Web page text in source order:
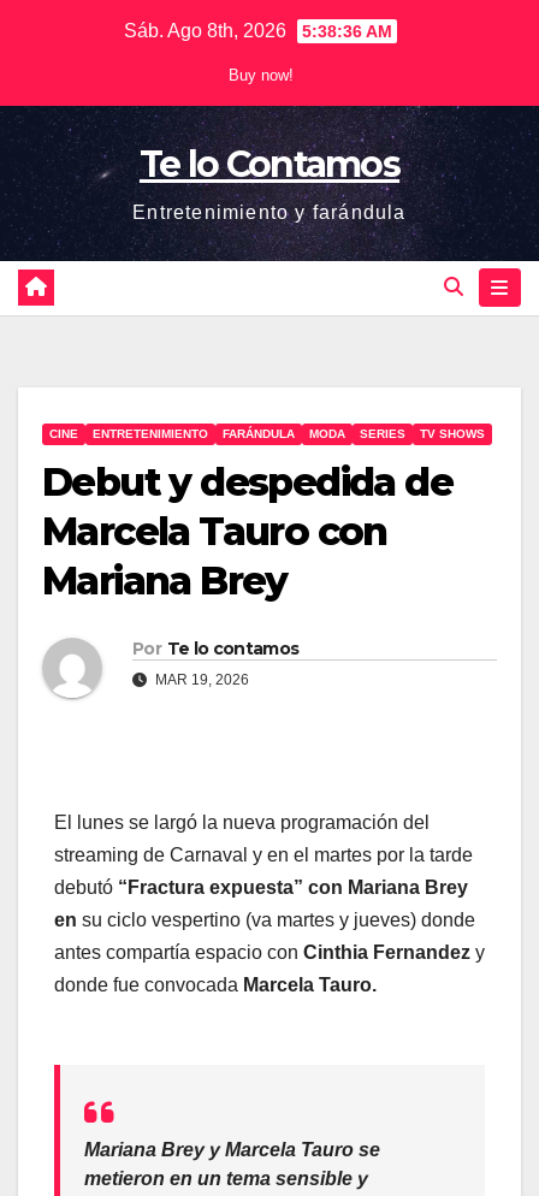
Sáb. Ago 8th, 2026 5:38:36 AM
Buy now!
Te lo Contamos
Entretenimiento y farándula
CINE ENTRETENIMIENTO FARÁNDULA MODA SERIES TV SHOWS
Debut y despedida de
Marcela Tauro con
Mariana Brey
Por Te lo contamos
MAR 19, 2026
El lunes se largó la nueva programación del
streaming de Carnaval y en el martes por la tarde
debutó “Fractura expuesta” con Mariana Brey
en su ciclo vespertino (va martes y jueves) donde
antes compartía espacio con Cinthia Fernandez y
donde fue convocada Marcela Tauro.
Mariana Brey y Marcela Tauro se
metieron en un tema sensible y